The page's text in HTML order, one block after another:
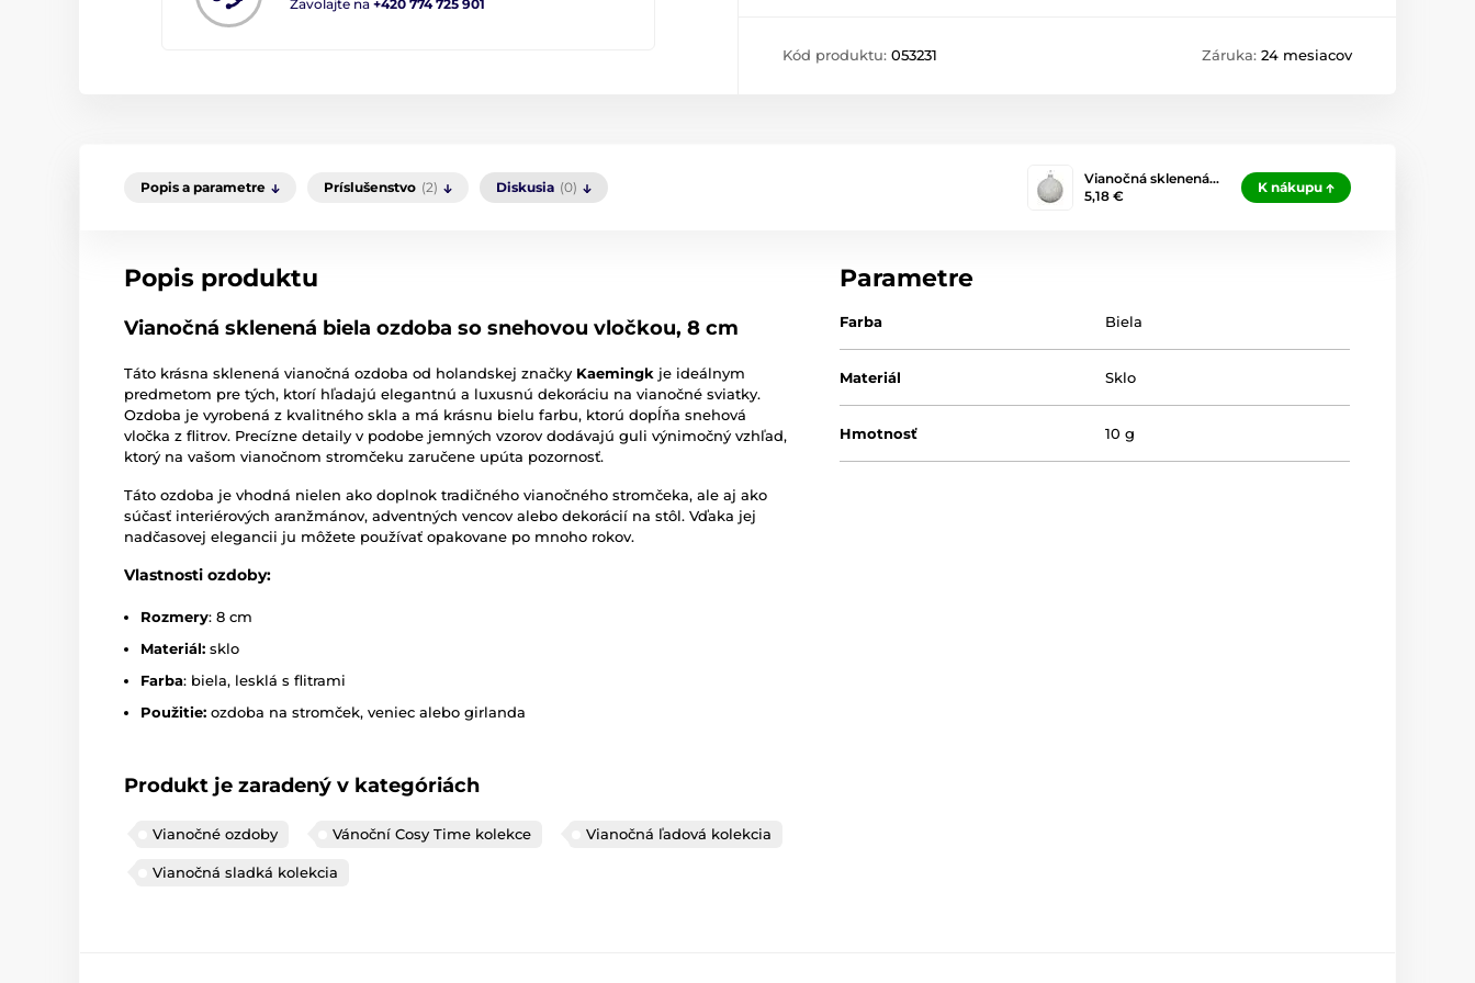
Zavolajte na +420 774 725 901
Kód produktu: 053231 Záruka: 24 mesiacov
Popis a parametre Príslušenstvo (2) Diskusia (0)
Vianočná sklenená…
5,18 €
K nákupu
Popis produktu
Vianočná sklenená biela ozdoba so snehovou vločkou, 8 cm
Táto krásna sklenená vianočná ozdoba od holandskej značky Kaemingk je ideálnym
predmetom pre tých, ktorí hľadajú elegantnú a luxusnú dekoráciu na vianočné sviatky.
Ozdoba je vyrobená z kvalitného skla a má krásnu bielu farbu, ktorú dopĺňa snehová
vločka z flitrov. Precízne detaily v podobe jemných vzorov dodávajú guli výnimočný vzhľad,
ktorý na vašom vianočnom stromčeku zaručene upúta pozornosť.
Táto ozdoba je vhodná nielen ako doplnok tradičného vianočného stromčeka, ale aj ako
súčasť interiérových aranžmánov, adventných vencov alebo dekorácií na stôl. Vďaka jej
nadčasovej elegancii ju môžete používať opakovane po mnoho rokov.
Vlastnosti ozdoby:
Rozmery: 8 cm
Materiál: sklo
Farba: biela, lesklá s flitrami
Použitie: ozdoba na stromček, veniec alebo girlanda
Produkt je zaradený v kategóriách
Vianočné ozdoby Vánoční Cosy Time kolekce Vianočná ľadová kolekcia
Vianočná sladká kolekcia
Parametre
Farba Biela
Materiál Sklo
Hmotnosť 10 g